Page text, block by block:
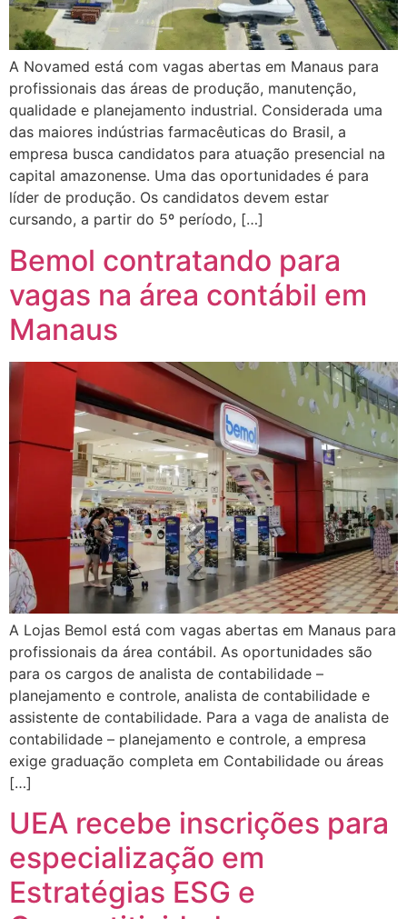
A Novamed está com vagas abertas em Manaus para
profissionais das áreas de produção, manutenção,
qualidade e planejamento industrial. Considerada uma
das maiores indústrias farmacêuticas do Brasil, a
empresa busca candidatos para atuação presencial na
capital amazonense. Uma das oportunidades é para
líder de produção. Os candidatos devem estar
cursando, a partir do 5º período, […]
Bemol contratando para
vagas na área contábil em
Manaus
A Lojas Bemol está com vagas abertas em Manaus para
profissionais da área contábil. As oportunidades são
para os cargos de analista de contabilidade –
planejamento e controle, analista de contabilidade e
assistente de contabilidade. Para a vaga de analista de
contabilidade – planejamento e controle, a empresa
exige graduação completa em Contabilidade ou áreas
[…]
UEA recebe inscrições para
especialização em
Estratégias ESG e